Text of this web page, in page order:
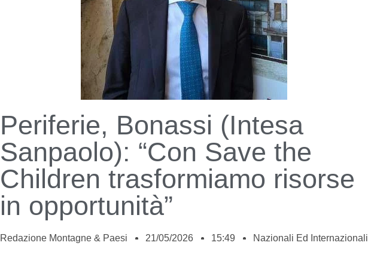
Periferie, Bonassi (Intesa
Sanpaolo): “Con Save the
Children trasformiamo risorse
in opportunità”
Redazione Montagne & Paesi 21/05/2026 15:49 Nazionali Ed Internazionali